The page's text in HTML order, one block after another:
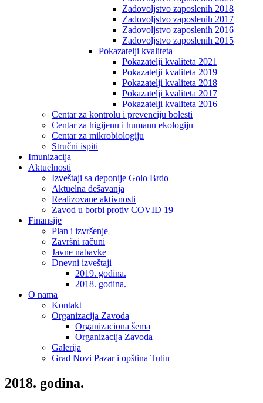
Zadovoljstvo zaposlenih 2018
Zadovoljstvo zaposlenih 2017
Zadovoljstvo zaposlenih 2016
Zadovoljstvo zaposlenih 2015
Pokazatelji kvaliteta
Pokazatelji kvaliteta 2021
Pokazatelji kvaliteta 2019
Pokazatelji kvaliteta 2018
Pokazatelji kvaliteta 2017
Pokazatelji kvaliteta 2016
Centar za kontrolu i prevenciju bolesti
Centar za higijenu i humanu ekologiju
Centar za mikrobiologiju
Stručni ispiti
Imunizacija
Aktuelnosti
Izveštaji sa deponije Golo Brdo
Aktuelna dešavanja
Realizovane aktivnosti
Zavod u borbi protiv COVID 19
Finansije
Plan i izvršenje
Završni računi
Javne nabavke
Dnevni izveštaji
2019. godina.
2018. godina.
O nama
Kontakt
Organizacija Zavoda
Organizaciona šema
Organizacija Zavoda
Galerija
Grad Novi Pazar i opština Tutin
2018. godina.